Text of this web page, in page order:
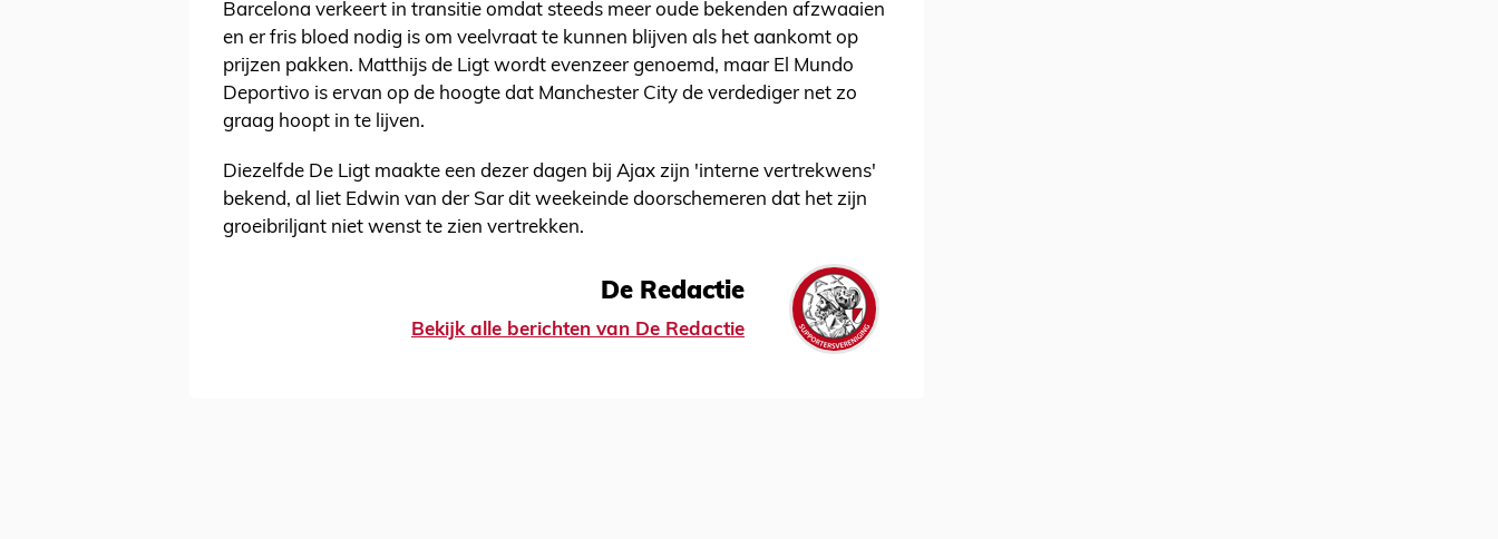
Barcelona verkeert in transitie omdat steeds meer oude bekenden afzwaaien
en er fris bloed nodig is om veelvraat te kunnen blijven als het aankomt op
prijzen pakken. Matthijs de Ligt wordt evenzeer genoemd, maar El Mundo
Deportivo is ervan op de hoogte dat Manchester City de verdediger net zo
graag hoopt in te lijven.
Diezelfde De Ligt maakte een dezer dagen bij Ajax zijn 'interne vertrekwens'
bekend, al liet Edwin van der Sar dit weekeinde doorschemeren dat het zijn
groeibriljant niet wenst te zien vertrekken.
De Redactie
Bekijk alle berichten van De Redactie